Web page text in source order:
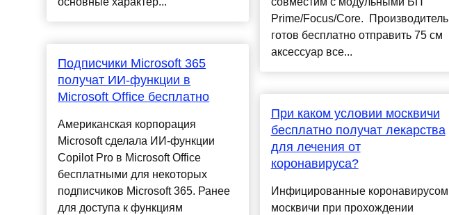
Подписчики Microsoft 365
получат ИИ-функции в
Microsoft Office бесплатно
Американская корпорация
Microsoft сделала ИИ-функции
Copilot Pro в Microsoft Office
бесплатными для некоторых
подписчиков Microsoft 365. Ранее
для доступа к функциям
Prime/Focus/Core. Производитель
готов бесплатно отправить 75 см
аксессуар все...
При каком условии москвичи
бесплатно получат лекарства
для лечения от
коронавируса?
Инфицированные коронавирусом
москвичи при прохождении